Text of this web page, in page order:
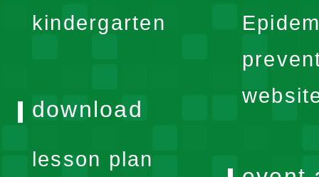
kindergarten
download
lesson plan